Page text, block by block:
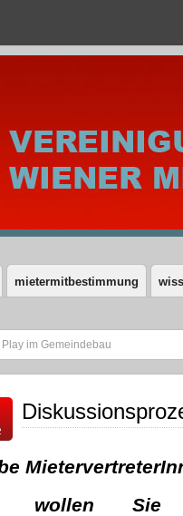
mietermitbestimmung
Play im Gemeindebau
wollen Sie